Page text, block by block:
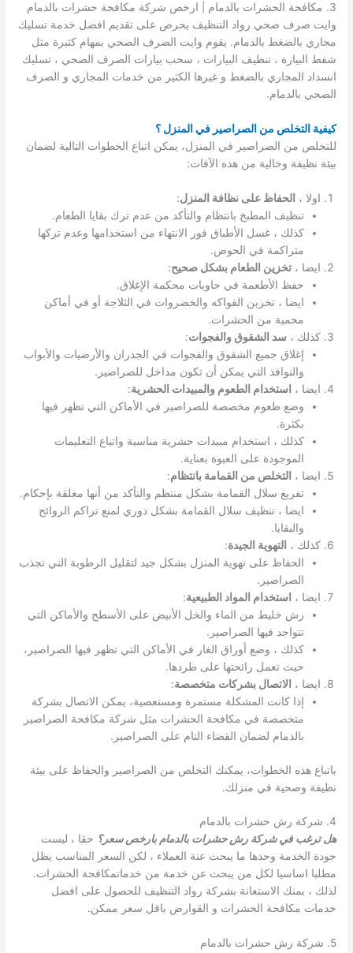
3. مكافحة الحشرات بالدمام | ارخص شركة مكافحة حشرات بالدمام
وايت صرف صحي رواد التنظيف يحرص على تقديم افضل خدمة تسليك
مجاري بالضغط بالدمام. يقوم وايت الصرف الصحي بمهام كثيرة مثل
شفط البيارة ، تنظيف البيارات ، سحب بيارات الصرف الصحي ، تسليك
انسداد المجاري بالضغط و غيرها الكثير من خدمات المجاري و الصرف
الصحي بالدمام.
كيفية التخلص من الصراصير في المنزل ؟
للتخلص من الصراصير في المنزل، يمكن اتباع الخطوات التالية لضمان
بيئة نظيفة وخالية من هذه الآفات:
اولا ، الحفاظ على نظافة المنزل:
تنظيف المطبخ بانتظام والتأكد من عدم ترك بقايا الطعام.
كذلك ، غسل الأطباق فور الانتهاء من استخدامها وعدم تركها
متراكمة في الحوض.
ايضا ،تخزين الطعام بشكل صحيح:
حفظ الأطعمة في حاويات محكمة الإغلاق.
ايضا ، تخزين الفواكه والخضروات في الثلاجة أو في أماكن
محمية من الحشرات.
كذلك ، سد الشقوق والفجوات:
إغلاق جميع الشقوق والفجوات في الجدران والأرضيات والأبواب
والنوافذ التي يمكن أن تكون مداخل للصراصير.
ايضا ،
استخدام الطعوم والمبيدات الحشرية:
وضع طعوم مخصصة للصراصير في الأماكن التي تظهر فيها
بكثرة.
كذلك ، استخدام مبيدات حشرية مناسبة واتباع التعليمات
الموجودة على العبوة بعناية.
ايضا ، التخلص من القمامة بانتظام:
تفريغ سلال القمامة بشكل منتظم والتأكد من أنها مغلقة بإحكام.
ايضا ، تنظيف سلال القمامة بشكل دوري لمنع تراكم الروائح
والبقايا.
كذلك ، التهوية الجيدة:
الحفاظ على تهوية المنزل بشكل جيد لتقليل الرطوبة التي تجذب
الصراصير.
ايضا ،
استخدام المواد الطبيعية:
رش خليط من الماء والخل الأبيض على الأسطح والأماكن التي
تتواجد فيها الصراصير.
كذلك ، وضع أوراق الغار في الأماكن التي تظهر فيها الصراصير،
حيث تعمل رائحتها على طردها.
ايضا ،
الاتصال بشركات متخصصة:
إذا كانت المشكلة مستمرة ومستعصية، يمكن الاتصال بشركة
متخصصة في مكافحة الحشرات مثل شركة مكافحة الصراصير
بالدمام لضمان القضاء التام على الصراصير.
باتباع هذه الخطوات، يمكنك التخلص من الصراصير والحفاظ على بيئة
نظيفة وصحية في منزلك.
4. شركة رش حشرات بالدمام
هل ترغب في شركة رش حشرات بالدمام بارخص سعر؟ حقا ، ليست
جودة الخدمة وحدها ما يبحث عنة العملاء ، لكن السعر المناسب يظل
مطلبا اساسيا لكل من يبحث عن خدمة من خدماتمكافحة الحشرات.
لذلك ، يمنك الاستعانة بشركة رواد التنظيف للحصول على افضل
خدمات مكافحة الحشرات و القوارض باقل سعر ممكن.
5. شركة رش حشرات بالدمام